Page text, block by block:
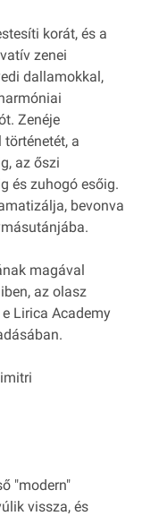
korát, és a
zenei
dallamokkal,
Zenéje
a
az őszi
és zuhogó esőig.
bevonva
magával
az olasz
Lirica Academy
"modern"
vissza, és